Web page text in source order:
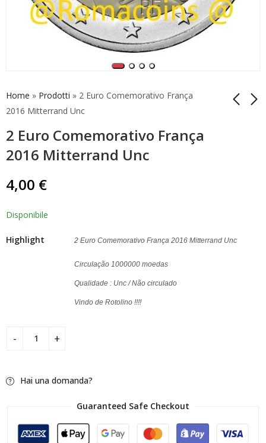
Home » Prodotti » 2 Euro Comemorativo França
2016 Mitterrand Unc
2 Euro Comemorativo França
2016 Mitterrand Unc
5 Euro Germany 2016
2 Euro Comemorativo
4,00 €
Disponibile
Highlight 2 Euro Comemorativo França 2016 Mitterrand Unc
Circulação 1000000 moedas
Qualidade : Unc / Não circulado
Vindo de Rotolino !!!!
Hai una domanda?
Guaranteed Safe Checkout